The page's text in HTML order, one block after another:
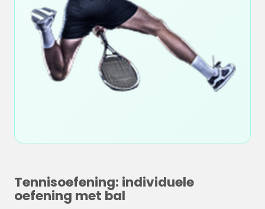
Tennisoefening: individuele
oefening met bal